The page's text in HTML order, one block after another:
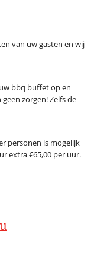
van uw gasten en wij
bbq buffet op en
zorgen! Zelfs de
personen is mogelijk
extra €65,00 per uur.